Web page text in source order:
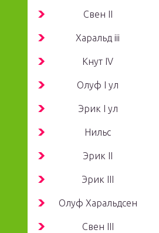
Свен II
Харальд iii
Кнут IV
Олуф I ул
Эрик I ул
Нильс
Эрик II
Эрик III
Олуф Харальдсен
Свен III